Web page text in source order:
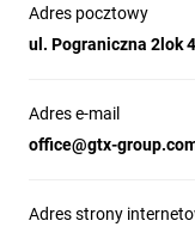
Adres pocztowy
ul. Pograniczna 2lok
Adres e-mail
office@gtx-
Adres strony